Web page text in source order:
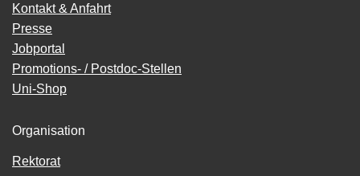
Kontakt & Anfahrt
Presse
Jobportal
Promotions- / Postdoc-Stellen
Uni-Shop
Organisation
Rektorat